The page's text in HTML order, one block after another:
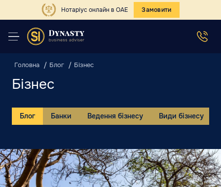
Нотаріус онлайн в ОАЕ Замовити
Головна Блог Бізнес
Бізнес
Блог Банки Ведення бізнесу Види бізнесу